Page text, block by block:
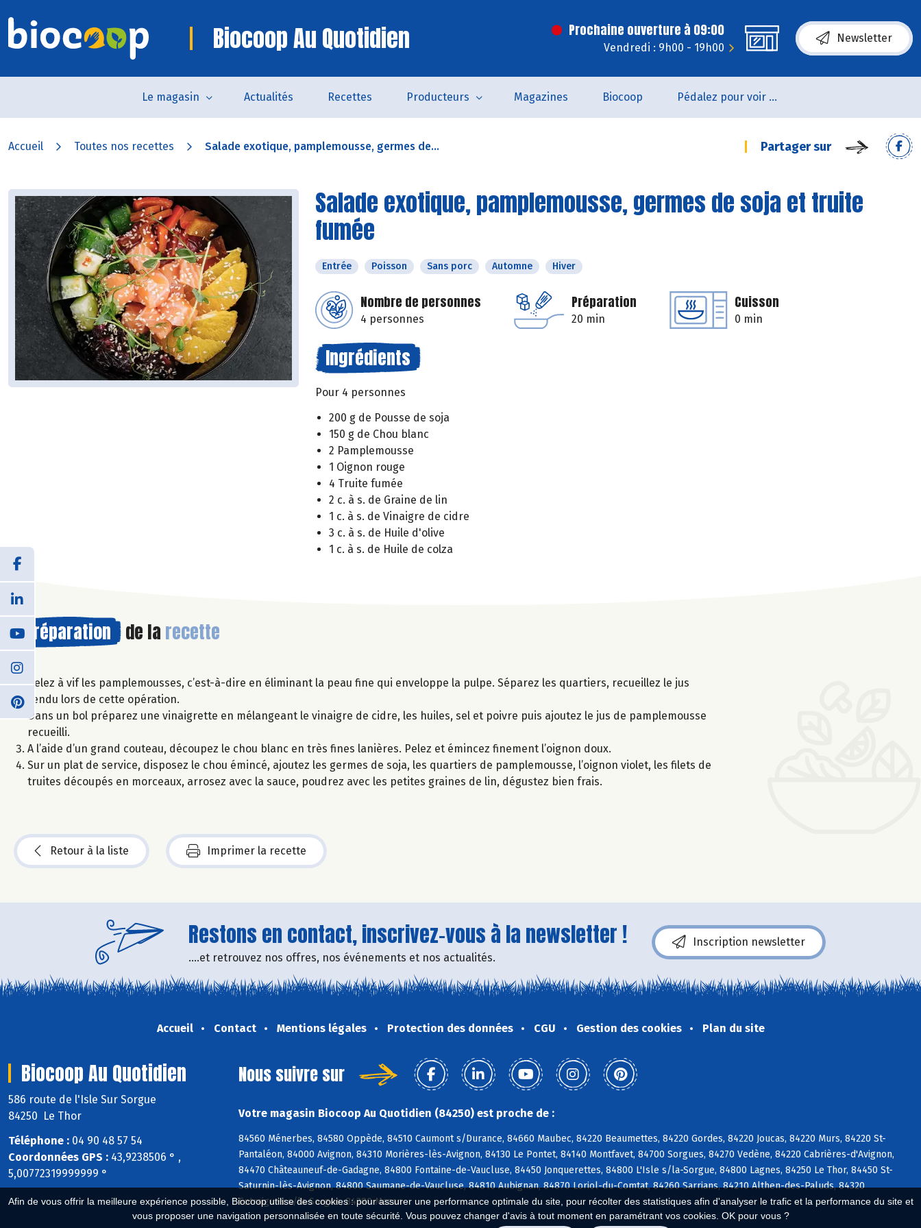
Afin de vous offrir la meilleure expérience possible, Biocoop utilise des cookies : pour assurer une performance optimale du site, pour récolter des statistiques afin d'analyser le trafic et la performance du site et
vous proposer une navigation personnalisée en toute sécurité. Vous pouvez changer d'avis à tout moment en paramétrant vos cookies. OK pour vous ?
Biocoop Au Quotidien Prochaine ouverture à 09:00
Vendredi : 9h00 - 19h00
Newsletter
Le magasin Actualités Recettes Producteurs Magazines Biocoop Pédalez pour voir un film !
Accueil Toutes nos recettes Salade exotique, pamplemousse, germes de... Partager sur
Salade exotique, pamplemousse, germes de soja et truite
fumée
Entrée Poisson Sans porc Automne Hiver
Nombre de personnes
4 personnes
Préparation
20 min
Cuisson
0 min
Ingrédients
Pour 4 personnes
200 g de Pousse de soja
150 g de Chou blanc
2 Pamplemousse
1 Oignon rouge
4 Truite fumée
2 c. à s. de Graine de lin
1 c. à s. de Vinaigre de cidre
3 c. à s. de Huile d'olive
1 c. à s. de Huile de colza
Préparation de la recette
Pelez à vif les pamplemousses, c’est-à-dire en éliminant la peau fine qui enveloppe la pulpe. Séparez les quartiers, recueillez le jus
rendu lors de cette opération.
Dans un bol préparez une vinaigrette en mélangeant le vinaigre de cidre, les huiles, sel et poivre puis ajoutez le jus de pamplemousse
recueilli.
A l’aide d’un grand couteau, découpez le chou blanc en très fines lanières. Pelez et émincez finement l’oignon doux.
Sur un plat de service, disposez le chou émincé, ajoutez les germes de soja, les quartiers de pamplemousse, l’oignon violet, les filets de
truites découpés en morceaux, arrosez avec la sauce, poudrez avec les petites graines de lin, dégustez bien frais.
Retour à la liste Imprimer la recette
Restons en contact, inscrivez-vous à la newsletter !
....et retrouvez nos offres, nos événements et nos actualités.
Inscription newsletter
Accueil Contact Mentions légales Protection des données CGU Gestion des cookies Plan du site
Biocoop Au Quotidien
586 route de l'Isle Sur Sorgue
84250 Le Thor
Téléphone : 04 90 48 57 54
Coordonnées GPS : 43,9238506 ° ,
5,00772319999999 °
Nous suivre sur
Votre magasin Biocoop Au Quotidien (84250) est proche de :
84560 Ménerbes, 84580 Oppède, 84510 Caumont s/Durance, 84660 Maubec, 84220 Beaumettes, 84220 Gordes, 84220 Joucas, 84220 Murs, 84220 St-
Pantaléon, 84000 Avignon, 84310 Morières-lès-Avignon, 84130 Le Pontet, 84140 Montfavet, 84700 Sorgues, 84270 Vedène, 84220 Cabrières-d'Avignon,
84470 Châteauneuf-de-Gadagne, 84800 Fontaine-de-Vaucluse, 84450 Jonquerettes, 84800 L'Isle s/la-Sorgue, 84800 Lagnes, 84250 Le Thor, 84450 St-
Saturnin-lès-Avignon, 84800 Saumane-de-Vaucluse, 84810 Aubignan, 84870 Loriol-du-Comtat, 84260 Sarrians, 84210 Althen-des-Paluds, 84320
Entraigues s/la-Sorgue, 84380 Mazan